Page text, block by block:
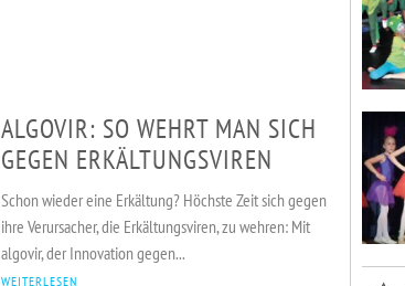
ALGOVIR: SO WEHRT MAN SICH
GEGEN ERKÄLTUNGSVIREN
Schon wieder eine Erkältung? Höchste Zeit sich gegen
ihre Verursacher, die Erkältungsviren, zu wehren: Mit
algovir, der Innovation gegen...
WEITERLESEN
VERANSTALTUNGEN
KURSE & SPORT
ADRESSEN